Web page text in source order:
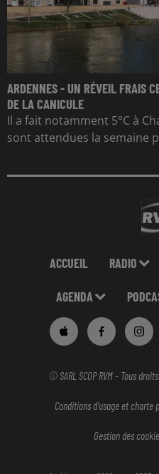
ARDENNES - UN RÉVEIL FRAIS
DE LA CANICULE
Il a fait notamment 5°C à
sont attendues la semaine
ACCUEIL RADIO
AGENDA
© SARL SCOP RVM - Tous
Conditions d'usage et charte
Gestion des